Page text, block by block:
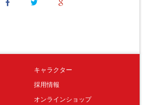
キャラクター
採用情報
オンラインショップ